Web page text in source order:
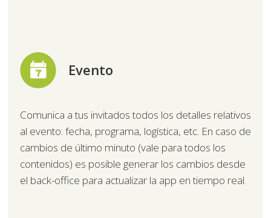
Evento
Comunica a tus invitados todos los detalles relativos
al evento: fecha, programa, logística, etc. En caso de
cambios de último minuto (vale para todos los
contenidos) es posible generar los cambios desde
el back-office para actualizar la app en tiempo real.